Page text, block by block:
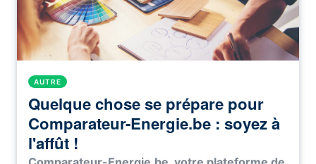
AUTRE
Quelque chose se prépare pour
Comparateur-Energie.be : soyez à
l'affût !